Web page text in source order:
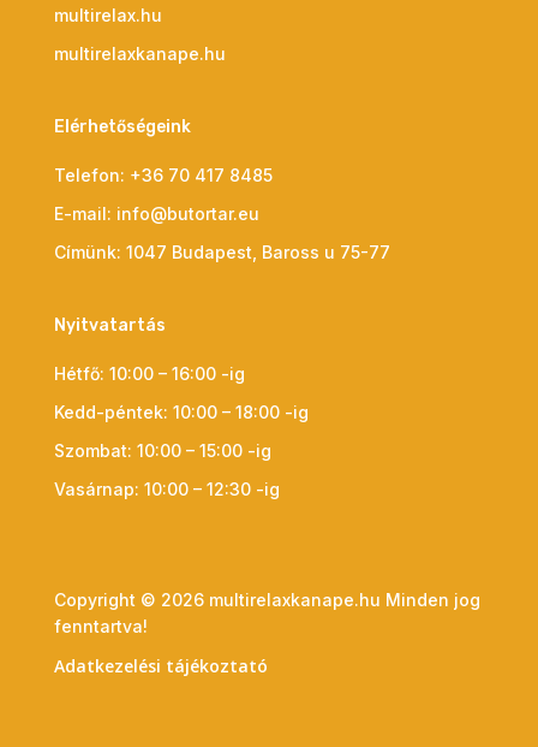
multirelax.hu
multirelaxkanape.hu
Elérhetőségeink
Telefon: +36 70 417 8485
E-mail: info@butortar.eu
Címünk: 1047 Budapest, Baross u 75-77
Nyitvatartás
Hétfő: 10:00 – 16:00 -ig
Kedd-péntek: 10:00 – 18:00 -ig
Szombat: 10:00 – 15:00 -ig
Vasárnap: 10:00 – 12:30 -ig
Copyright © 2026 multirelaxkanape.hu Minden jog
fenntartva!
Adatkezelési tájékoztató